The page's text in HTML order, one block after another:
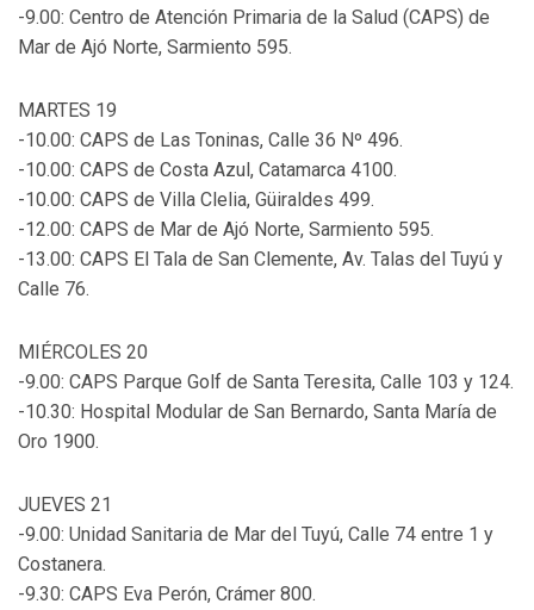
-9.00: Centro de Atención Primaria de la Salud (CAPS) de
Mar de Ajó Norte, Sarmiento 595.
MARTES 19
-10.00: CAPS de Las Toninas, Calle 36 Nº 496.
-10.00: CAPS de Costa Azul, Catamarca 4100.
-10.00: CAPS de Villa Clelia, Güiraldes 499.
-12.00: CAPS de Mar de Ajó Norte, Sarmiento 595.
-13.00: CAPS El Tala de San Clemente, Av. Talas del Tuyú y
Calle 76.
MIÉRCOLES 20
-9.00: CAPS Parque Golf de Santa Teresita, Calle 103 y 124.
-10.30: Hospital Modular de San Bernardo, Santa María de
Oro 1900.
JUEVES 21
-9.00: Unidad Sanitaria de Mar del Tuyú, Calle 74 entre 1 y
Costanera.
-9.30: CAPS Eva Perón, Crámer 800.